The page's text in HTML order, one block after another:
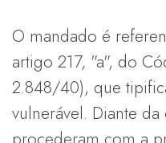
O mandado é
artigo 217, "a", do
2.848/40), que
vulnerável. Diante